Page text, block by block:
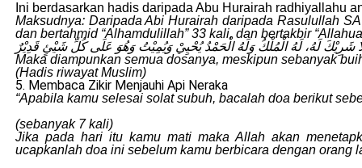
Ini berdasarkan hadis daripada Abu Hurairah radhiyallahu
Maksudnya: Daripada Abi Hurairah daripada Rasulullah
dan bertahmid “Alhamdulillah” 33 kali, dan bertakbir
لَا شَرِيْكَ لَهُ، لَهُ الْمُلْكُ وَلَهُ الْحَمْدُ يُحْيِيْ وَيُمِيْتُ وَهُوَ عَلَى كُلِّ شَيْئٍ قَدِيْرٌ
Maka diampunkan semua dosanya, meskipun sebanyak
(Hadis riwayat Muslim)
5. Membaca Zikir Menjauhi Api Neraka
“Apabila kamu selesai solat subuh, bacalah doa berikut
(sebanyak 7 kali)
Jika pada hari itu kamu mati maka Allah akan
ucapkanlah doa ini sebelum kamu berbicara dengan orang